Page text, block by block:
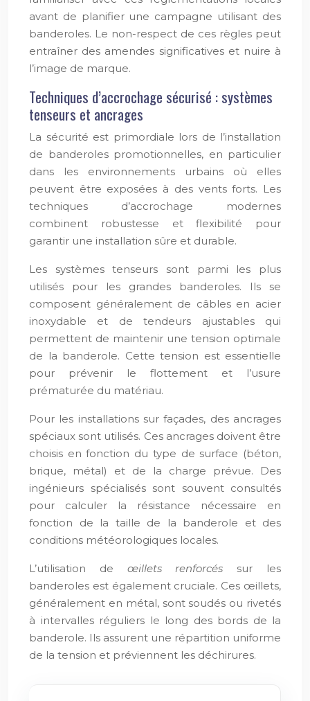
avant de planifier une campagne utilisant des
banderoles. Le non-respect de ces règles peut
entraîner des amendes significatives et nuire à
l’image de marque.
Techniques d’accrochage sécurisé : systèmes
tenseurs et ancrages
La sécurité est primordiale lors de l’installation
de banderoles promotionnelles, en particulier
dans les environnements urbains où elles
peuvent être exposées à des vents forts. Les
techniques d’accrochage modernes
combinent robustesse et flexibilité pour
garantir une installation sûre et durable.
Les systèmes tenseurs sont parmi les plus
utilisés pour les grandes banderoles. Ils se
composent généralement de câbles en acier
inoxydable et de tendeurs ajustables qui
permettent de maintenir une tension optimale
de la banderole. Cette tension est essentielle
pour prévenir le flottement et l’usure
prématurée du matériau.
Pour les installations sur façades, des ancrages
spéciaux sont utilisés. Ces ancrages doivent être
choisis en fonction du type de surface (béton,
brique, métal) et de la charge prévue. Des
ingénieurs spécialisés sont souvent consultés
pour calculer la résistance nécessaire en
fonction de la taille de la banderole et des
conditions météorologiques locales.
L’utilisation de œillets renforcés sur les
banderoles est également cruciale. Ces œillets,
généralement en métal, sont soudés ou rivetés
à intervalles réguliers le long des bords de la
banderole. Ils assurent une répartition uniforme
de la tension et préviennent les déchirures.